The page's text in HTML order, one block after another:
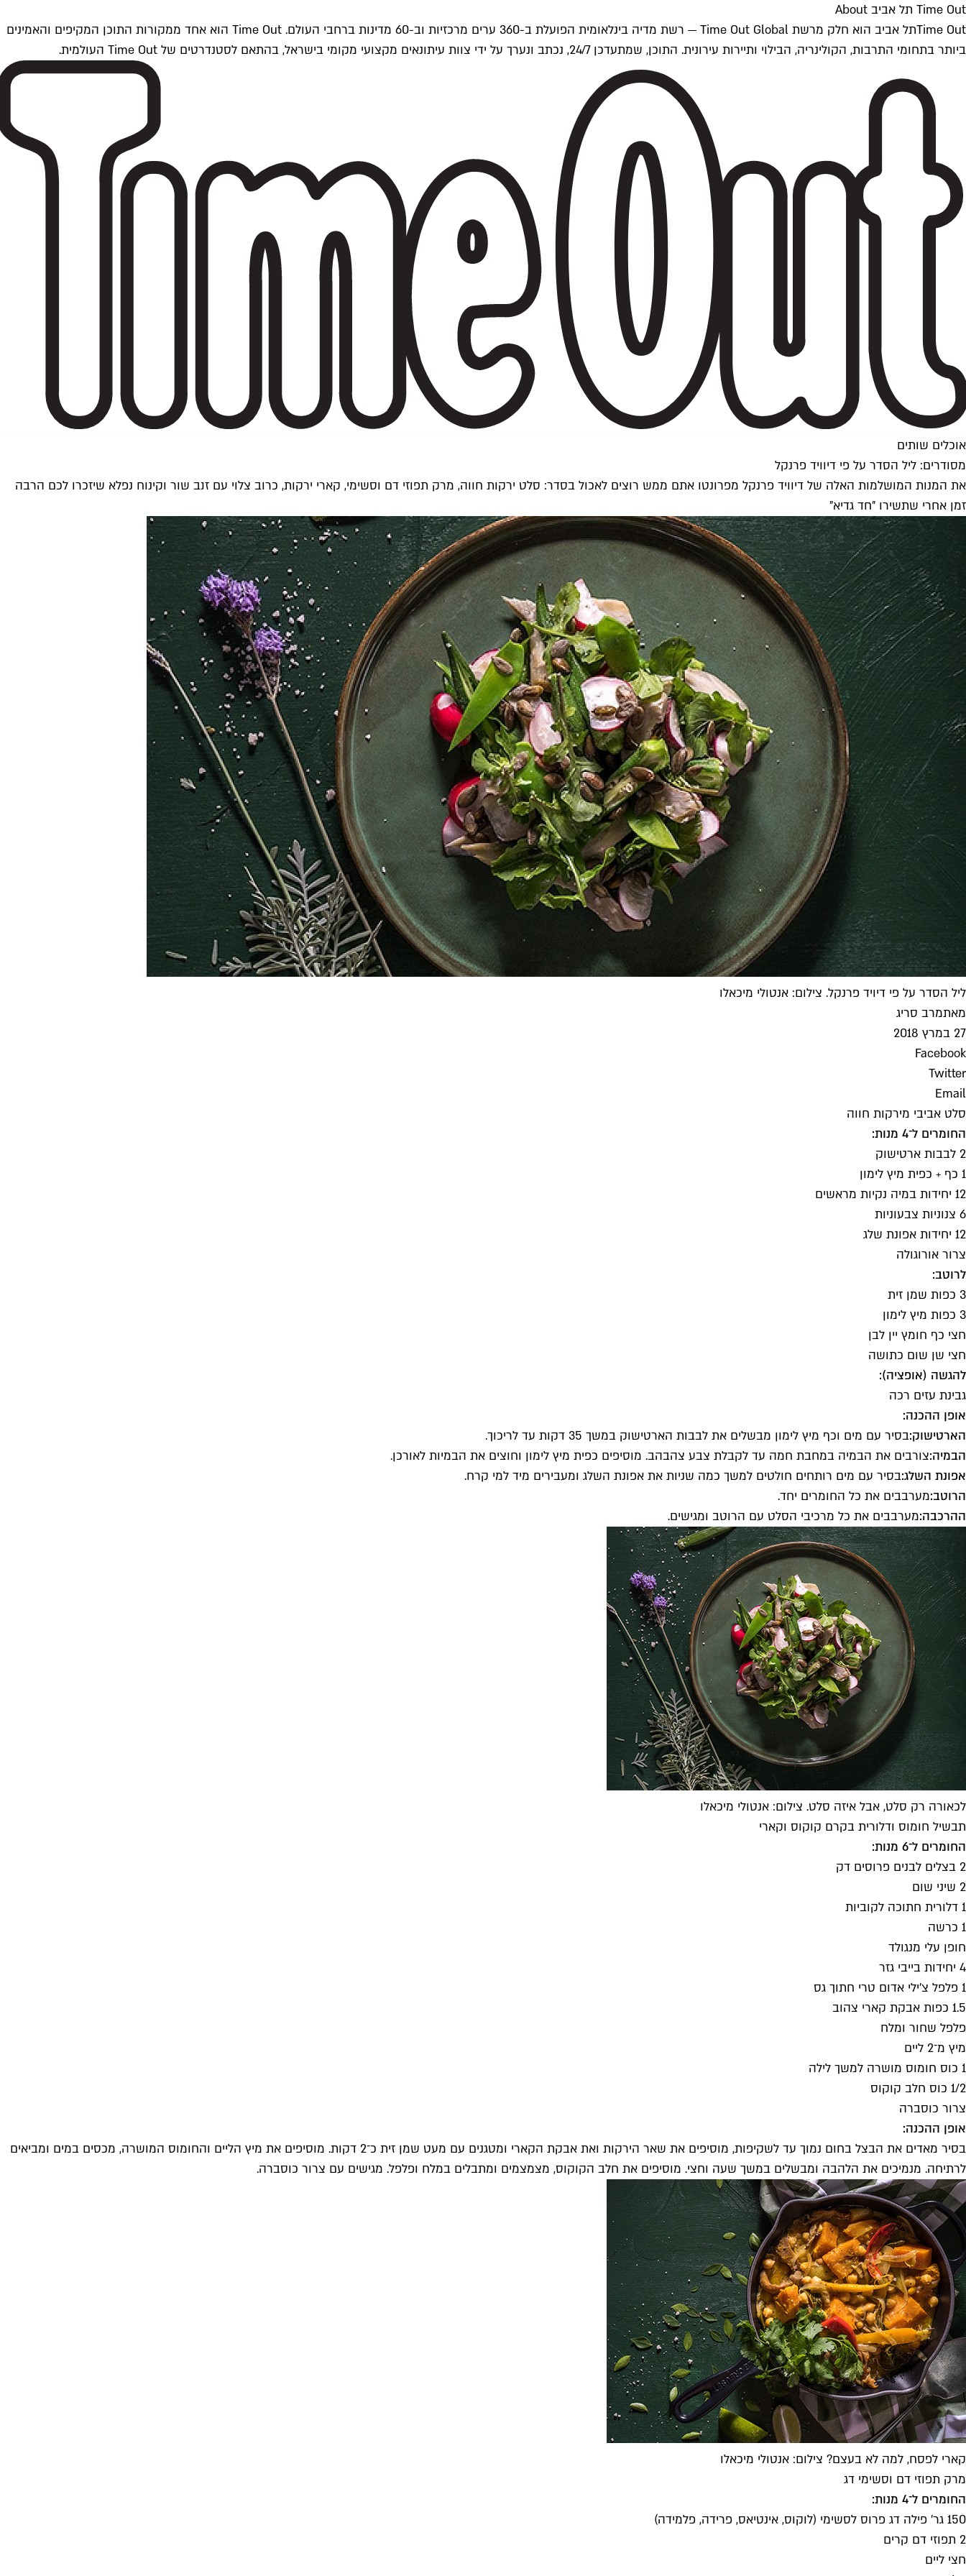
Time Out תל אביב About
Time Outתל אביב הוא חלק מרשת Time Out Global — רשת מדיה בינלאומית הפועלת ב-360 ערים מרכזיות וב-60 מדינות ברחבי העולם. Time Out הוא אחד ממקורות התוכן המקיפים והאמינים
ביותר בתחומי התרבות, הקולינריה, הבילוי ותיירות עירונית. התוכן, שמתעדכן 24/7, נכתב ונערך על ידי צוות עיתונאים מקצועי מקומי בישראל, בהתאם לסטנדרטים של Time Out העולמית.
אוכלים שותים
מסודרים: ליל הסדר על פי דיוויד פרנקל
את המנות המושלמות האלה של דיוויד פרנקל מפרונטו אתם ממש רוצים לאכול בסדר: סלט ירקות חווה, מרק תפוזי דם וסשימי, קארי ירקות, כרוב צלוי עם זנב שור וקינוח נפלא שיזכרו לכם הרבה
זמן אחרי שתשירו "חד גדיא"
ליל הסדר על פי דיויד פרנקל. צילום: אנטולי מיכאלו
מאתמרב סריג
27 במרץ 2018
Facebook
Twitter
Email
סלט אביבי מירקות חווה
החומרים ל־4 מנות:
2 לבבות ארטישוק
1 כף + כפית מיץ לימון
12 יחידות במיה נקיות מראשים
6 צנוניות צבעוניות
12 יחידות אפונת שלג
צרור אורוגולה
לרוטב:
3 כפות שמן זית
3 כפות מיץ לימון
חצי כף חומץ יין לבן
חצי שן שום כתושה
להגשה (אופציה):
גבינת עזים רכה
אופן ההכנה:
הארטישוק:בסיר עם מים וכף מיץ לימון מבשלים את לבבות הארטישוק במשך 35 דקות עד לריכוך.
הבמיה:צורבים את הבמיה במחבת חמה עד לקבלת צבע צהבהב. מוסיפים כפית מיץ לימון וחוצים את הבמיות לאורכן.
אפונת השלג:בסיר עם מים רותחים חולטים למשך כמה שניות את אפונת השלג ומעבירים מיד למי קרח.
הרוטב:מערבבים את כל החומרים יחד.
ההרכבה:מערבבים את כל מרכיבי הסלט עם הרוטב ומגישים.
לכאורה רק סלט, אבל איזה סלט. צילום: אנטולי מיכאלו
תבשיל חומוס ודלורית בקרם קוקוס וקארי
החומרים ל־6 מנות:
2 בצלים לבנים פרוסים דק
2 שיני שום
1 דלורית חתוכה לקוביות
1 כרשה
חופן עלי מנגולד
4 יחידות בייבי גזר
1 פלפל צ'ילי אדום טרי חתוך גס
1.5 כפות אבקת קארי צהוב
פלפל שחור ומלח
מיץ מ־2 ליים
1 כוס חומוס מושרה למשך לילה
1/2 כוס חלב קוקוס
צרור כוסברה
אופן ההכנה:
בסיר מאדים את הבצל בחום נמוך עד לשקיפות, מוסיפים את שאר הירקות ואת אבקת הקארי ומטגנים עם מעט שמן זית כ־2 דקות. מוסיפים את מיץ הליים והחומוס המושרה, מכסים במים ומביאים
לרתיחה. מנמיכים את הלהבה ומבשלים במשך שעה וחצי. מוסיפים את חלב הקוקוס, מצמצמים ומתבלים במלח ופלפל. מגישים עם צרור כוסברה.
קארי לפסח, למה לא בעצם? צילום: אנטולי מיכאלו
מרק תפוזי דם וסשימי דג
החומרים ל־4 מנות:
150 גר' פילה דג פרוס לסשימי (לוקוס, אינטיאס, פרידה, פלמידה)
2 תפוזי דם קרים
חצי ליים